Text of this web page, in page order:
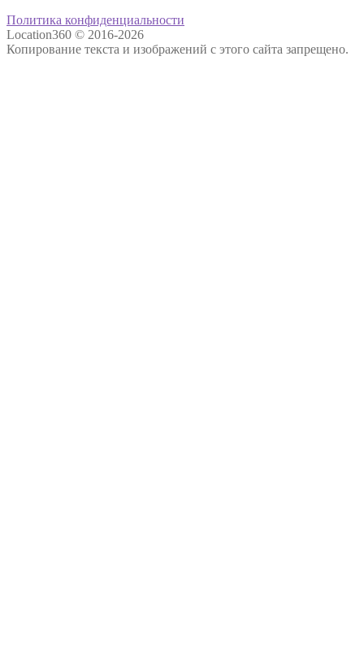
Политика конфиденциальности
Location360 © 2016-2026
Копирование текста и изображений с этого сайта запрещено.